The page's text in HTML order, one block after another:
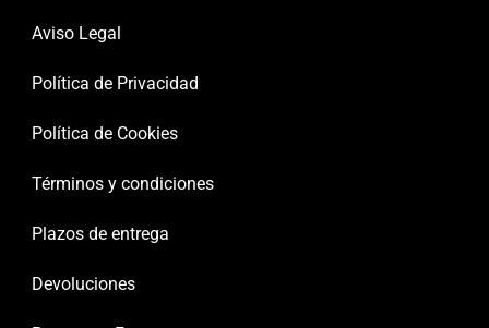
Aviso Legal
Política de Privacidad
Política de Cookies
Términos y condiciones
Plazos de entrega
Devoluciones